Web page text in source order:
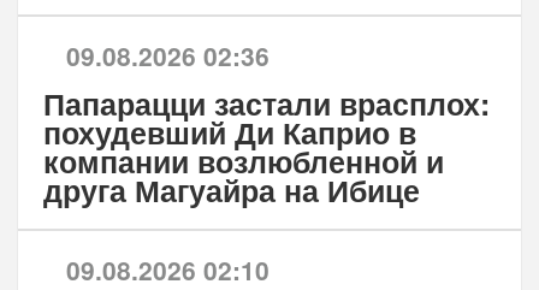
09.08.2026 02:36
Папарацци застали врасплох:
похудевший Ди Каприо в
компании возлюбленной и
друга Магуайра на Ибице
09.08.2026 02:10